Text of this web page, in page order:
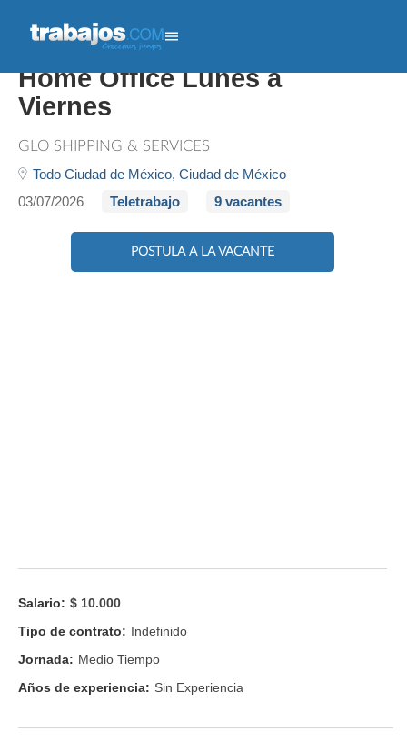
Pasante Administrativo/a
Home Office Lunes a
Viernes
GLO SHIPPING & SERVICES
Todo Ciudad de México, Ciudad de México
03/07/2026
Teletrabajo 9 vacantes
POSTULA A LA VACANTE
Salario: $ 10.000
Tipo de contrato: Indefinido
Jornada: Medio Tiempo
Años de experiencia: Sin Experiencia